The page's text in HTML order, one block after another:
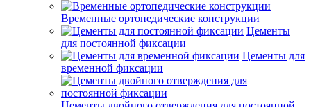
Временные ортопедические конструкции
Цементы
для постоянной фиксации
Цементы для
временной фиксации